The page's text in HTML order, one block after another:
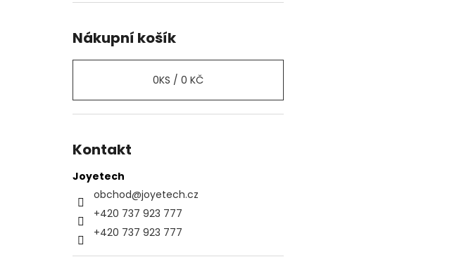
Nákupní košík
0KS / 0 KČ
Kontakt
Joyetech
obchod@joyetech.cz
+420 737 923 777
+420 737 923 777